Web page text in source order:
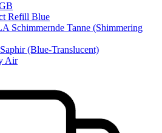
Refill Blue
Schimmernde Tanne (Shimmering
(Blue-Translucent)
Air